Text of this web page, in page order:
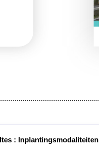
: Inplantingsmodaliteiten